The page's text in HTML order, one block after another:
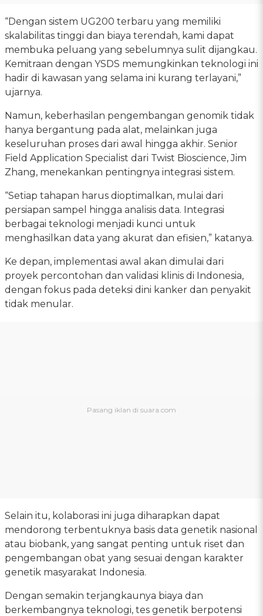
“Dengan sistem UG200 terbaru yang memiliki
skalabilitas tinggi dan biaya terendah, kami dapat
membuka peluang yang sebelumnya sulit dijangkau.
Kemitraan dengan YSDS memungkinkan teknologi ini
hadir di kawasan yang selama ini kurang terlayani,”
ujarnya.
Namun, keberhasilan pengembangan genomik tidak
hanya bergantung pada alat, melainkan juga
keseluruhan proses dari awal hingga akhir. Senior
Field Application Specialist dari Twist Bioscience, Jim
Zhang, menekankan pentingnya integrasi sistem.
“Setiap tahapan harus dioptimalkan, mulai dari
persiapan sampel hingga analisis data. Integrasi
berbagai teknologi menjadi kunci untuk
menghasilkan data yang akurat dan efisien,” katanya.
Ke depan, implementasi awal akan dimulai dari
proyek percontohan dan validasi klinis di Indonesia,
dengan fokus pada deteksi dini kanker dan penyakit
tidak menular.
Selain itu, kolaborasi ini juga diharapkan dapat
mendorong terbentuknya basis data genetik nasional
atau biobank, yang sangat penting untuk riset dan
pengembangan obat yang sesuai dengan karakter
genetik masyarakat Indonesia.
Dengan semakin terjangkaunya biaya dan
berkembangnya teknologi, tes genetik berpotensi